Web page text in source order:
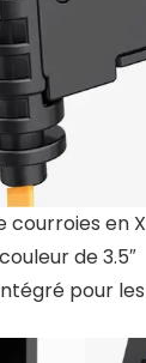
courroies en
de 3.5″
pour